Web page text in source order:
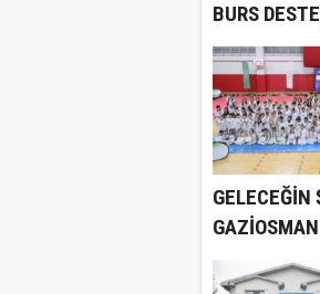
BURS
GELECEĞİN